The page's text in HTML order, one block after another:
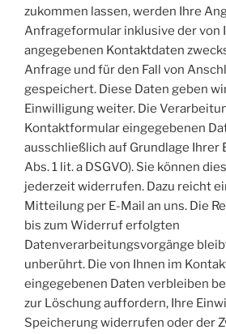
zukommen lassen, werden Ihre
Anfrageformular inklusive der von
angegebenen Kontaktdaten
Anfrage und für den Fall von
gespeichert. Diese Daten geben
Einwilligung weiter. Die
Kontaktformular eingegebenen
ausschließlich auf Grundlage Ihrer
Abs. 1 lit. a DSGVO). Sie können
jederzeit widerrufen. Dazu reicht
Mitteilung per E-Mail an uns. Die
bis zum Widerruf erfolgten
Datenverarbeitungsvorgänge
unberührt. Die von Ihnen im
eingegebenen Daten verbleiben
zur Löschung auffordern, Ihre
Speicherung widerrufen oder der